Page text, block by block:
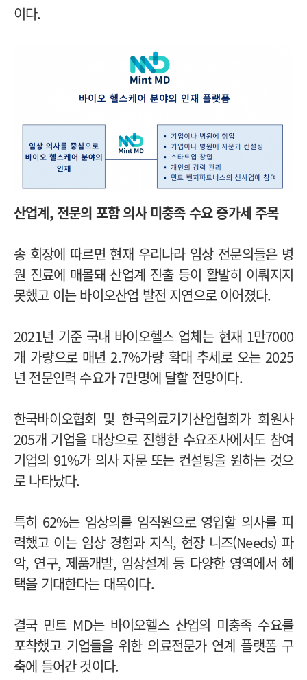
이다.
산업계, 전문의 포함 의사 미충족 수요 증가세 주목
송 회장에 따르면 현재 우리나라 임상 전문의들은 병
원 진료에 매몰돼 산업계 진출 등이 활발히 이뤄지지
못했고 이는 바이오산업 발전 지연으로 이어졌다.
2021년 기준 국내 바이오헬스 업체는 현재 1만7000
개 가량으로 매년 2.7%가량 확대 추세로 오는 2025
년 전문인력 수요가 7만명에 달할 전망이다.
한국바이오협회 및 한국의료기기산업협회가 회원사
205개 기업을 대상으로 진행한 수요조사에서도 참여
기업의 91%가 의사 자문 또는 컨설팅을 원하는 것으
로 나타났다.
특히 62%는 임상의를 임직원으로 영입할 의사를 피
력했고 이는 임상 경험과 지식, 현장 니즈(Needs) 파
악, 연구, 제품개발, 임상설계 등 다양한 영역에서 혜
택을 기대한다는 대목이다.
결국 민트 MD는 바이오헬스 산업의 미충족 수요를
포착했고 기업들을 위한 의료전문가 연계 플랫폼 구
축에 들어간 것이다.